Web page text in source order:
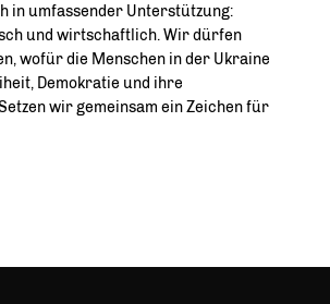
in umfassender Unterstützung:
und wirtschaftlich. Wir dürfen
wofür die Menschen in der Ukraine
Demokratie und ihre
wir gemeinsam ein Zeichen für